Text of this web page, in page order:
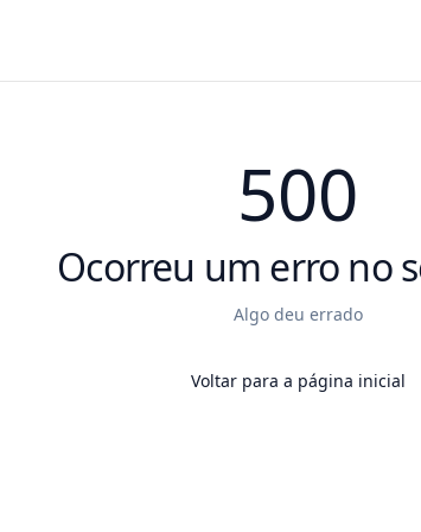
500
Ocorreu um erro no
Algo deu errado
Voltar para a página inicial